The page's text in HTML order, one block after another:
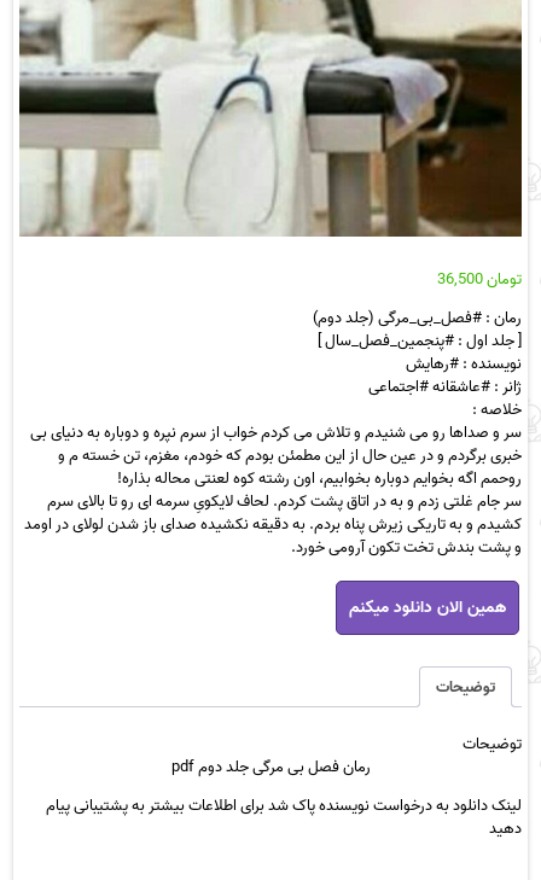
تومان36,500
رمان : #فصل_بی_مرگی (جلد دوم)
[ جلد اول : #پنجمین_فصل_سال ]
نویسنده : #رهایش
ژانر : #عاشقانه #اجتماعی
خلاصه :
سر و صداها رو می شنیدم و تلاش می کردم خواب از سرم نپره و دوباره به دنیای بی
خبری برگردم و در عین حال از این مطمئن بودم که خودم، مغزم، تن خسته م و
روحمم اگه بخوایم دوباره بخوابیم، اون رشته کوه لعنتی محاله بذاره!
سر جام غلتی زدم و به در اتاق پشت کردم. لحاف لایکویِ سرمه ای رو تا بالای سرم
کشیدم و به تاریکی زیرش پناه بردم. به دقیقه نکشیده صدای باز شدن لولای در اومد
و پشت بندش تخت تکون آرومی خورد.
رمان
فصل
بی
جلد
دوم
عدد
همین الان دانلود میکنم
توضیحات
توضیحات
رمان فصل بی مرگی جلد دوم pdf
لینک دانلود به درخواست نویسنده پاک شد برای اطلاعات بیشتر به پشتیبانی پیام
دهید